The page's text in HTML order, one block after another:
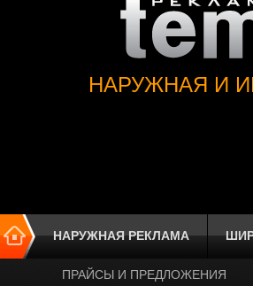
НАРУЖНАЯ И
НАРУЖНАЯ РЕКЛАМА
ПРАЙСЫ И ПРЕДЛОЖЕНИЯ